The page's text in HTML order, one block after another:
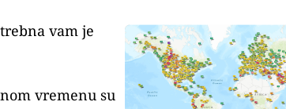
vam je
vremenu su